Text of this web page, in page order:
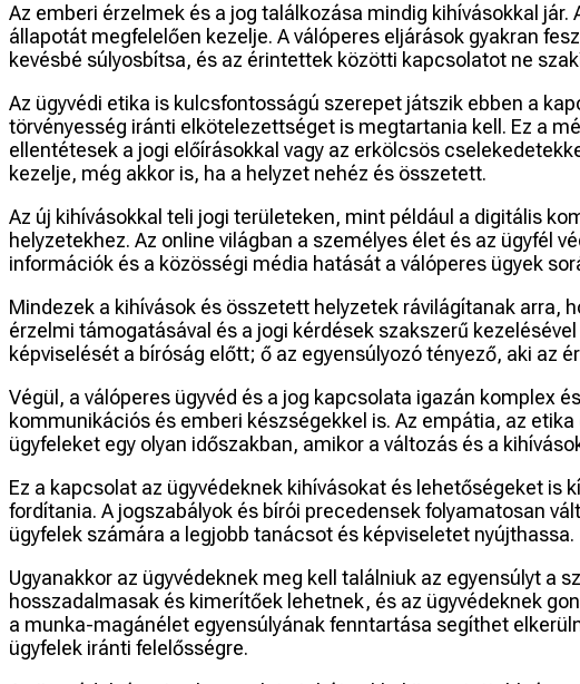
Az emberi érzelmek és a jog találkozása mindig kihívásokkal
állapotát megfelelően kezelje. A válóperes eljárások gyakran
kevésbé súlyosbítsa, és az érintettek közötti kapcsolatot ne
Az ügyvédi etika is kulcsfontosságú szerepet játszik ebben a
törvényesség iránti elkötelezettséget is megtartania kell. Ez a
ellentétesek a jogi előírásokkal vagy az erkölcsös
kezelje, még akkor is, ha a helyzet nehéz és összetett.
Az új kihívásokkal teli jogi területeken, mint például a digitális
helyzetekhez. Az online világban a személyes élet és az ügyfél
információk és a közösségi média hatását a válóperes ügyek
Mindezek a kihívások és összetett helyzetek rávilágítanak arra,
érzelmi támogatásával és a jogi kérdések szakszerű
képviselését a bíróság előtt; ő az egyensúlyozó tényező, aki az
Végül, a válóperes ügyvéd és a jog kapcsolata igazán komplex
kommunikációs és emberi készségekkel is. Az empátia, az
ügyfeleket egy olyan időszakban, amikor a változás és a
Ez a kapcsolat az ügyvédeknek kihívásokat és lehetőségeket is
fordítania. A jogszabályok és bírói precedensek folyamatosan
ügyfelek számára a legjobb tanácsot és képviseletet nyújthassa.
Ugyanakkor az ügyvédeknek meg kell találniuk az egyensúlyt a
hosszadalmasak és kimerítőek lehetnek, és az ügyvédeknek
a munka-magánélet egyensúlyának fenntartása segíthet
ügyfelek iránti felelősségre.